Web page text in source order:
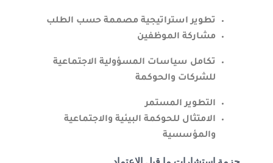
تطوير استراتيجية مصممة حسب الطلب
مشاركة الموظفين
تكامل سياسات المسؤولية الاجتماعية
للشركات والحوكمة
التطوير المستمر
الامتثال للحوكمة البيئية والاجتماعية
والمؤسسية